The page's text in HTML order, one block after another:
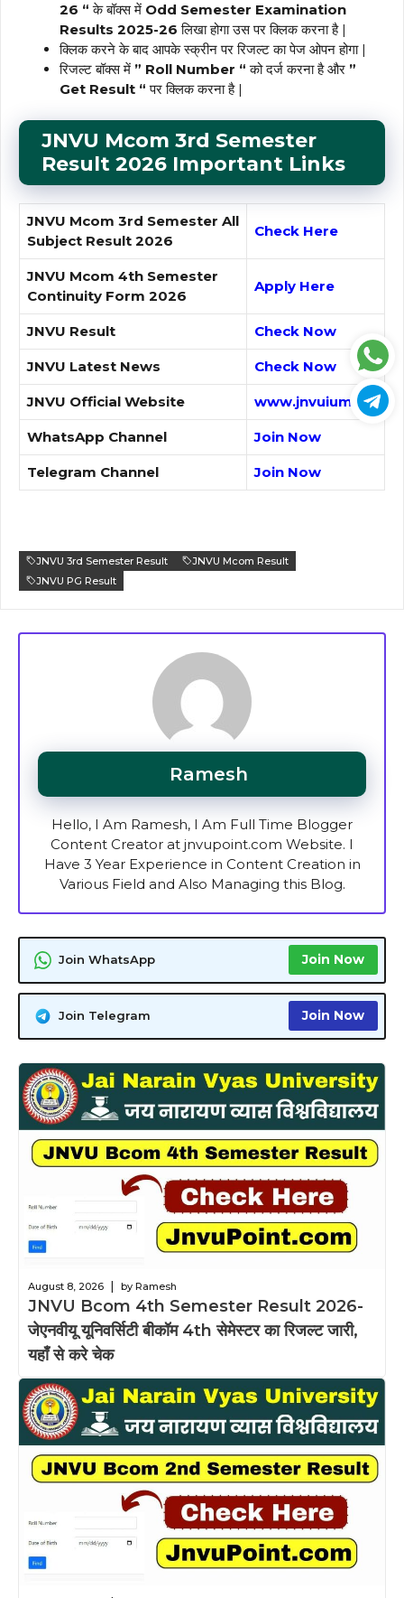
26 “ के बॉक्स में Odd Semester Examination
Results 2025-26लिखा होगा उस पर क्लिक करना है |
क्लिक करने के बाद आपके स्क्रीन पर रिजल्ट का पेज ओपन होगा |
रिजल्ट बॉक्स में ” Roll Number “ को दर्ज करना है और ”
Get Result “ पर क्लिक करना है |
JNVU Mcom 3rd Semester
Result 2026 Important Links
JNVU Mcom 3rd Semester All
Subject Result 2026
Check Here
JNVU Mcom 4th Semester
Continuity Form 2026
Apply Here
JNVU Result Check Now
JNVU Latest News Check Now
JNVU Official Website www.jnvuiums.in
WhatsApp Channel Join Now
Telegram Channel Join Now
JNVU 3rd Semester Result
JNVU Mcom Result
JNVU PG Result
Ramesh
Hello, I Am Ramesh, I Am Full Time Blogger
Content Creator at jnvupoint.com Website. I
Have 3 Year Experience in Content Creation in
Various Field and Also Managing this Blog.
Join WhatsApp Join Now
Join Telegram Join Now
August 8, 2026 by Ramesh
JNVU Bcom 4th Semester Result 2026-
जेएनवीयू यूनिवर्सिटी बीकॉम 4th सेमेस्टर का रिजल्ट जारी,
यहाँ से करे चेक